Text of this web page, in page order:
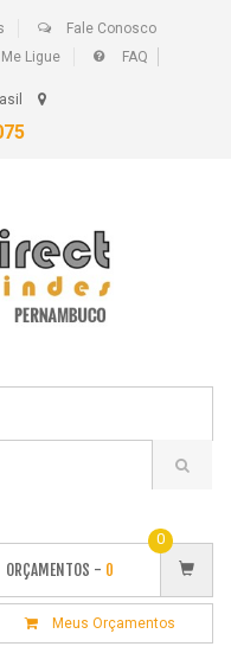
Fale Conosco
Me Ligue FAQ
ORÇAMENTOS - 0
0
Meus Orçamentos